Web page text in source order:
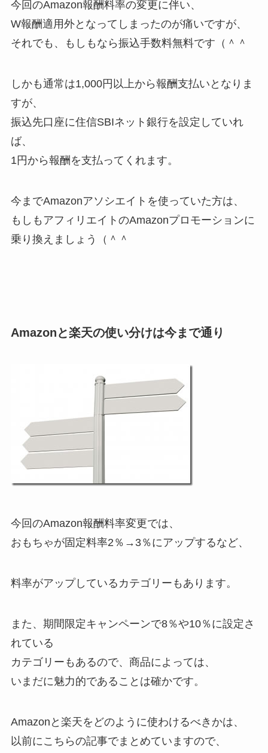
今回のAmazon報酬料率の変更に伴い、
W報酬適用外となってしまったのが痛いですが、
それでも、もしもなら振込手数料無料です（＾＾
しかも通常は1,000円以上から報酬支払いとなりま
すが、
振込先口座に住信SBIネット銀行を設定していれ
ば、
1円から報酬を支払ってくれます。
今までAmazonアソシエイトを使っていた方は、
もしもアフィリエイトのAmazonプロモーションに
乗り換えましょう（＾＾
Amazonと楽天の使い分けは今まで通り
今回のAmazon報酬料率変更では、
おもちゃが固定料率2％→3％にアップするなど、
料率がアップしているカテゴリーもあります。
また、期間限定キャンペーンで8％や10％に設定さ
れている
カテゴリーもあるので、商品によっては、
いまだに魅力的であることは確かです。
Amazonと楽天をどのように使わけるべきかは、
以前にこちらの記事でまとめていますので、